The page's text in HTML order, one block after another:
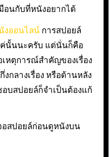
อนกับที่หนังอยากได้
งออนไลน์การสปอยล์
นั้นนะครับ แต่นั่นก็คือ
เหตุการณ์สำคัญของเรื่อง
งกลางเรื่อง หรือด้านหลัง
บสปอยล์ก็จำเป็นต้องแก้
อสปอยล์ก่อนดูหนังบน